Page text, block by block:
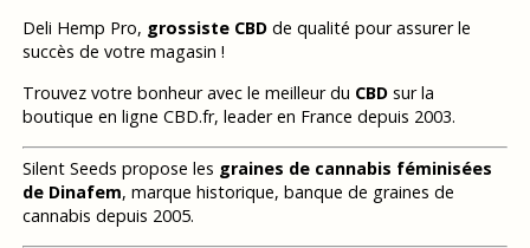
Deli Hemp Pro, grossiste CBDde qualité pour assurer le
succès de votre magasin !
Trouvez votre bonheur avec le meilleur du CBDsur la
boutique en ligne CBD.fr, leader en France depuis 2003.
Silent Seeds propose les graines de cannabis féminisées
de Dinafem, marque historique, banque de graines de
cannabis depuis 2005.